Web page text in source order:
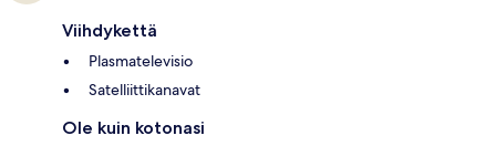
Viihdykettä
Plasmatelevisio
Satelliittikanavat
Ole kuin kotonasi